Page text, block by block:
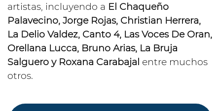
artistas, incluyendo a El Chaqueño
Palavecino, Jorge Rojas, Christian Herrera,
La Delio Valdez, Canto 4, Las Voces De Oran,
Orellana Lucca, Bruno Arias, La Bruja
Salguero y Roxana Carabajal entre muchos
otros.